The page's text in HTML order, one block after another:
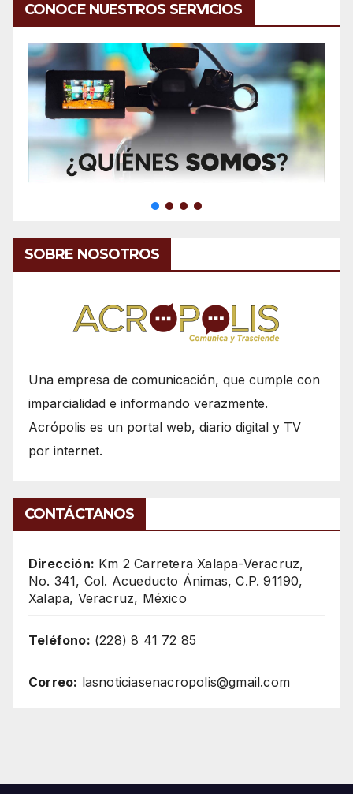
CONOCE NUESTROS SERVICIOS
SOBRE NOSOTROS
Una empresa de comunicación, que cumple con
imparcialidad e informando verazmente.
Acrópolis es un portal web, diario digital y TV
por internet.
CONTÁCTANOS
Dirección: Km 2 Carretera Xalapa-Veracruz,
No. 341, Col. Acueducto Ánimas, C.P. 91190,
Xalapa, Veracruz, México
Teléfono: (228) 8 41 72 85
Correo: lasnoticiasenacropolis@gmail.com